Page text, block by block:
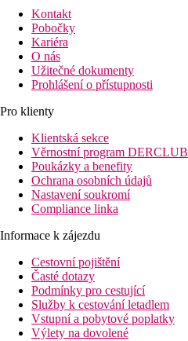
Kontakt
Pobočky
Kariéra
O nás
Užitečné dokumenty
Prohlášení o přístupnosti
Pro klienty
Klientská sekce
Věrnostní program DERCLUB
Poukázky a benefity
Ochrana osobních údajů
Nastavení soukromí
Compliance linka
Informace k zájezdu
Cestovní pojištění
Časté dotazy
Podmínky pro cestující
Služby k cestování letadlem
Vstupní a pobytové poplatky
Výlety na dovolené